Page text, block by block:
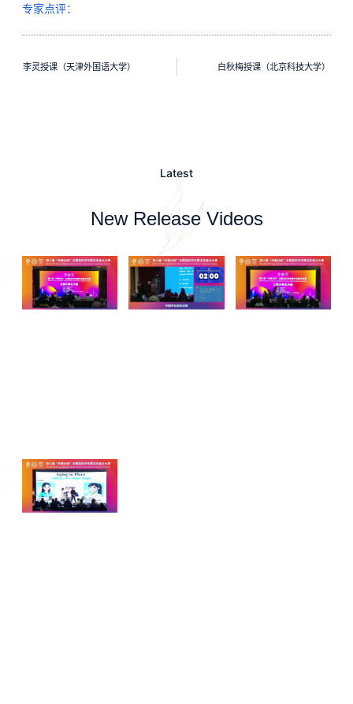
专家点评：
李灵授课（天津外国语大学） 白秋梅授课（北京科技大学）
Latest
New Release Videos